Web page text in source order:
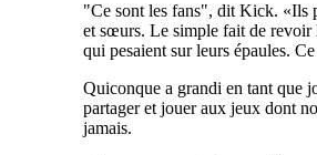
"Ce sont les fans", dit Kick. «Ils
et sœurs. Le simple fait de revoir
qui pesaient sur leurs épaules.
Quiconque a grandi en tant que
partager et jouer aux jeux dont
jamais.